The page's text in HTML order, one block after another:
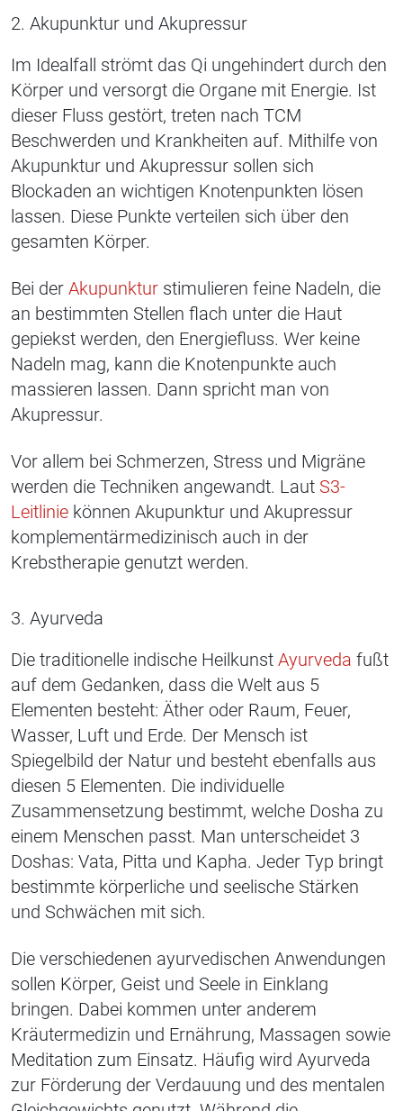
2. Akupunktur und Akupressur
Im Idealfall strömt das Qi ungehindert durch den
Körper und versorgt die Organe mit Energie. Ist
dieser Fluss gestört, treten nach TCM
Beschwerden und Krankheiten auf. Mithilfe von
Akupunktur und Akupressur sollen sich
Blockaden an wichtigen Knotenpunkten lösen
lassen. Diese Punkte verteilen sich über den
gesamten Körper.
Bei der Akupunktur stimulieren feine Nadeln, die
an bestimmten Stellen flach unter die Haut
gepiekst werden, den Energiefluss. Wer keine
Nadeln mag, kann die Knotenpunkte auch
massieren lassen. Dann spricht man von
Akupressur.
Vor allem bei Schmerzen, Stress und Migräne
werden die Techniken angewandt. Laut S3-
Leitlinie können Akupunktur und Akupressur
komplementärmedizinisch auch in der
Krebstherapie genutzt werden.
3. Ayurveda
Die traditionelle indische Heilkunst Ayurveda fußt
auf dem Gedanken, dass die Welt aus 5
Elementen besteht: Äther oder Raum, Feuer,
Wasser, Luft und Erde. Der Mensch ist
Spiegelbild der Natur und besteht ebenfalls aus
diesen 5 Elementen. Die individuelle
Zusammensetzung bestimmt, welche Dosha zu
einem Menschen passt. Man unterscheidet 3
Doshas: Vata, Pitta und Kapha. Jeder Typ bringt
bestimmte körperliche und seelische Stärken
und Schwächen mit sich.
Die verschiedenen ayurvedischen Anwendungen
sollen Körper, Geist und Seele in Einklang
bringen. Dabei kommen unter anderem
Kräutermedizin und Ernährung, Massagen sowie
Meditation zum Einsatz. Häufig wird Ayurveda
zur Förderung der Verdauung und des mentalen